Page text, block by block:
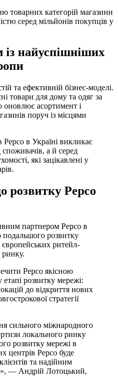
товарних категорій магазини
серед мільйонів покупців у
найуспішніших
та ефективній бізнес-моделі.
товари для дому та одяг за
оновлює асортимент і
поруч із місцями
Pepco в Україні викликає
а й серед
які зацікавлені у
розвитку Pepco
партнером Pepco в
подальшого розвитку
ритейл-
ринку.
Pepco якісною
розвитку мережі:
до відкриття нових
стратегії
сильного міжнародного
локального ринку
розвитку мережі в
центрів Pepco буде
та надійним
— Андрій Лотоцький,